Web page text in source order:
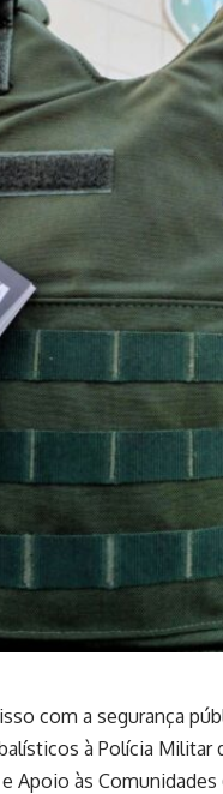
com a segurança
à Polícia Militar
Apoio às